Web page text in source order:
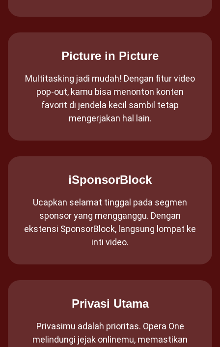
Picture in Picture
Multitasking jadi mudah! Dengan fitur video
pop-out, kamu bisa menonton konten
favorit di jendela kecil sambil tetap
mengerjakan hal lain.
iSponsorBlock
Ucapkan selamat tinggal pada segmen
sponsor yang mengganggu. Dengan
ekstensi SponsorBlock, langsung lompat ke
inti video.
Privasi Utama
Privasimu adalah prioritas. Opera One
melindungi jejak onlinemu, memastikan